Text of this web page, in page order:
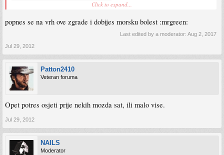
Click to expand...
popnes se na vrh ove zgrade i dobijes morsku bolest :mrgreen:
Last edited by a moderator: Aug 2, 2017
Jul 29, 2012
Patton2410
Veteran foruma
Opet potres osjeti prije nekih mozda sat, ili malo vise.
Jul 29, 2012
NAILS
Moderator